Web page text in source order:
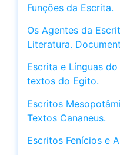
Funções da Escrita.
Os Agentes da
Literatura.
Escrita e Línguas
textos do Egito.
Escritos
Textos Cananeus.
Escritos Fenícios e